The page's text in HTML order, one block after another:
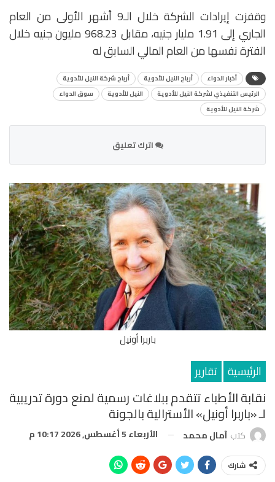
وقفزت إيرادات الشركة خلال الـ9 أشهر الأولى من العام
الجاري إلى 1.91 مليار جنيه، مقابل 968.23 مليون جنيه خلال
الفترة نفسها من العام المالي السابق له
أخبار الدواء أرباح النيل للأدوية
أرباح شركة النيل للأدوية
الرئيس التنفيذي لشركة النيل للأدوية
النيل للأدوية
سوق الدواء
شركة النيل للأدوية
اترك تعليق
باربرا أونيل
الرئيسية تقارير
نقابة الأطباء تتقدم ببلاغات رسمية لمنع دورة تدريبية
لـ «باربرا أونيل» الأسترالية بالجونة
كتب آمال محمد الأربعاء 5 أغسطس, 2026 10:17 م
شارك